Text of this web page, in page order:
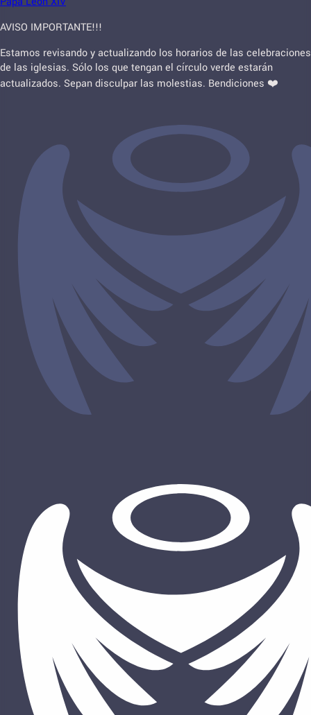
AVISO IMPORTANTE!!!
Estamos revisando y actualizando los horarios de las celebraciones
de las iglesias. Sólo los que tengan el círculo verde estarán
actualizados. Sepan disculpar las molestias. Bendiciones ❤️